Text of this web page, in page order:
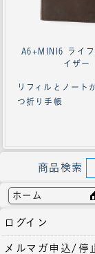
A6+MINI6 ライ
イザー
リフィルとノート
つ折り手帳
商品検索
ホーム
ログイン
メルマガ申込/停